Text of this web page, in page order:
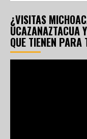
¿VISITAS
UCAZANAZTACUA
QUE TIENEN PARA